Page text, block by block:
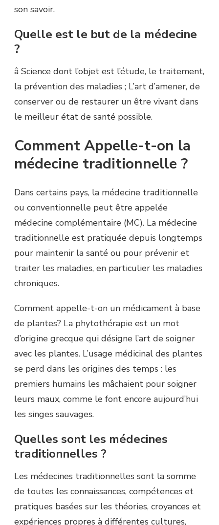
son savoir.
Quelle est le but de la médecine
?
â Science dont l’objet est l’étude, le traitement,
la prévention des maladies ; L’art d’amener, de
conserver ou de restaurer un être vivant dans
le meilleur état de santé possible.
Comment Appelle-t-on la
médecine traditionnelle ?
Dans certains pays, la médecine traditionnelle
ou conventionnelle peut être appelée
médecine complémentaire (MC). La médecine
traditionnelle est pratiquée depuis longtemps
pour maintenir la santé ou pour prévenir et
traiter les maladies, en particulier les maladies
chroniques.
Comment appelle-t-on un médicament à base
de plantes? La phytothérapie est un mot
d’origine grecque qui désigne l’art de soigner
avec les plantes. L’usage médicinal des plantes
se perd dans les origines des temps : les
premiers humains les mâchaient pour soigner
leurs maux, comme le font encore aujourd’hui
les singes sauvages.
Quelles sont les médecines
traditionnelles ?
Les médecines traditionnelles sont la somme
de toutes les connaissances, compétences et
pratiques basées sur les théories, croyances et
expériences propres à différentes cultures,